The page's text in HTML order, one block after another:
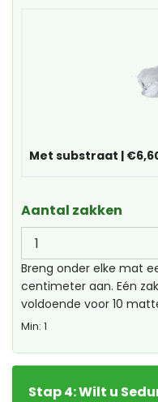
Met substraat |
Aantal zakken
Breng onder elke mat
centimeter aan. Eén
voldoende voor 10
Min: 1
Stap 4: Wilt u